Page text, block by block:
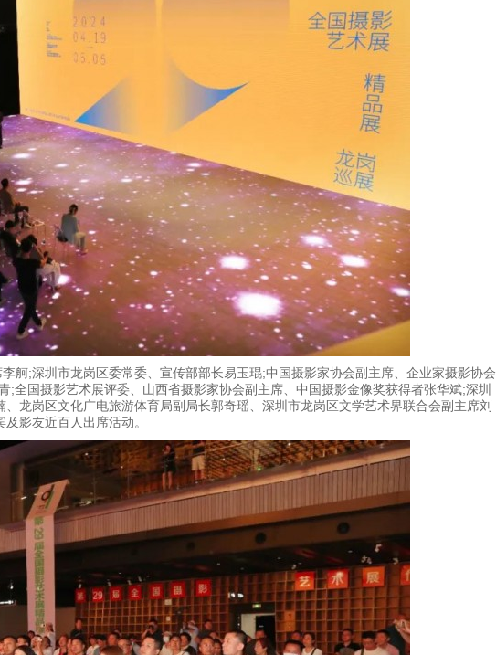
舸;深圳市龙岗区委常委、宣传部部长易玉琨;中国摄影家协会副主席、企业家摄影协会
;全国摄影艺术展评委、山西省摄影家协会副主席、中国摄影金像奖获得者张华斌;深圳
龙岗区文化广电旅游体育局副局长郭奇瑶、深圳市龙岗区文学艺术界联合会副主席刘
及影友近百人出席活动。